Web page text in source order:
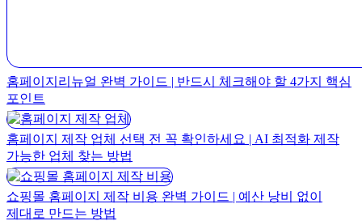
홈페이지리뉴얼 완벽 가이드 | 반드시 체크해야 할 4가지 핵심
포인트
홈페이지 제작 업체 선택 전 꼭 확인하세요 | AI 최적화 제작
가능한 업체 찾는 방법
쇼핑몰 홈페이지 제작 비용 완벽 가이드 | 예산 낭비 없이
제대로 만드는 방법